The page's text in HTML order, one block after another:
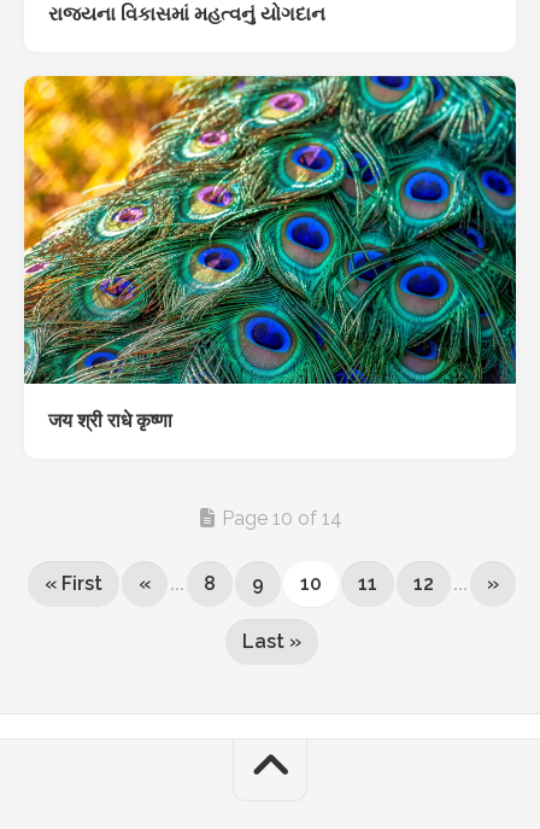
રાજ્યના વિકાસમાં મહત્વનું યોગદાન
जय श्री राधे कृष्णा
Page 10 of 14
« First « ... 8 9 10 11 12 ... »
Last »